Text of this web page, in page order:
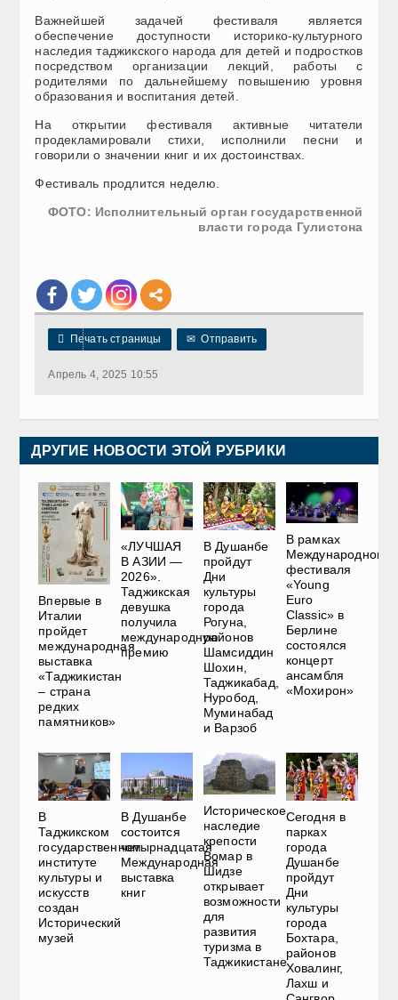
Важнейшей задачей фестиваля является
обеспечение доступности историко-культурного
наследия таджикского народа для детей и подростков
посредством организации лекций, работы с
родителями по дальнейшему повышению уровня
образования и воспитания детей.
На открытии фестиваля активные читатели
продекламировали стихи, исполнили песни и
говорили о значении книг и их достоинствах.
Фестиваль продлится неделю.
ФОТО: Исполнительный орган государственной
власти города Гулистона
 Печать страницы ✉ Отправить
Апрель 4, 2025 10:55
ДРУГИЕ НОВОСТИ ЭТОЙ РУБРИКИ
Впервые в
Италии
пройдет
международная
выставка
«Таджикистан
– страна
редких
памятников»
«ЛУЧШАЯ
В АЗИИ —
2026».
Таджикская
девушка
получила
международную
премию
В Душанбе
пройдут
Дни
культуры
города
Рогуна,
районов
Шамсиддин
Шохин,
Таджикабад,
Нуробод,
Муминабад
и Варзоб
В рамках
Международного
фестиваля
«Young
Euro
Classic» в
Берлине
состоялся
концерт
ансамбля
«Мохирон»
В
Таджикском
государственном
институте
культуры и
искусств
создан
Исторический
музей
В Душанбе
состоится
четырнадцатая
Международная
выставка
книг
Историческое
наследие
крепости
Вомар в
Шидзе
открывает
возможности
для
развития
туризма в
Таджикистане
Сегодня в
парках
города
Душанбе
пройдут
Дни
культуры
города
Бохтара,
районов
Ховалинг,
Лахш и